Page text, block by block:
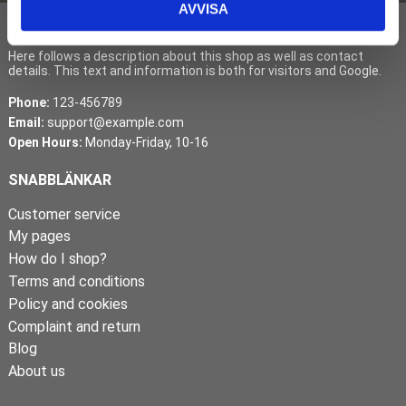
AVVISA
Here follows a description about this shop as well as contact
details. This text and information is both for visitors and Google.
Phone: 123-456789
Email: support@example.com
Open Hours: Monday-Friday, 10-16
SNABBLÄNKAR
Customer service
My pages
How do I shop?
Terms and conditions
Policy and cookies
Complaint and return
Blog
About us